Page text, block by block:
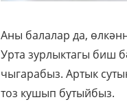
Аны балалар да,
Урта зурлыктагы биш
чыгарабыз. Артык
тоз кушып бутыйбыз.